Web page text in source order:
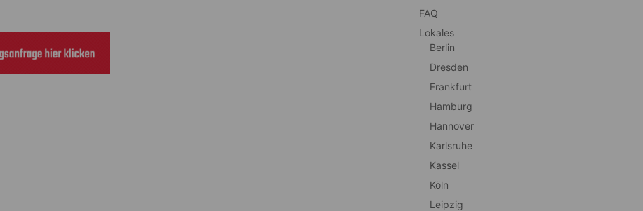
FAQ
Lokales
Berlin
Dresden
Frankfurt
Hamburg
Hannover
Karlsruhe
Kassel
Köln
Leipzig